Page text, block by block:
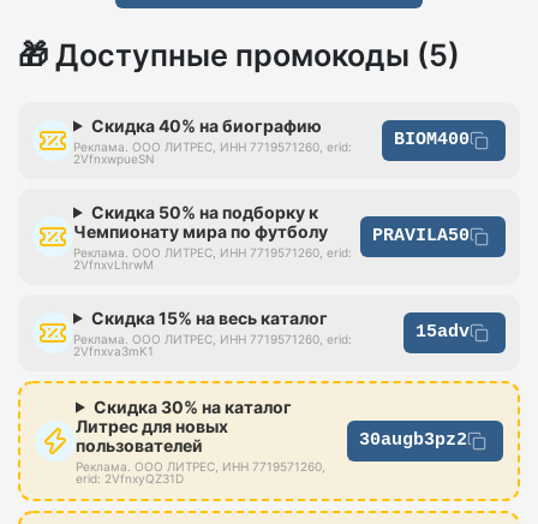
🎁 Доступные промокоды (5)
Скидка 40% на биографию
Реклама. ООО ЛИТРЕС, ИНН 7719571260, erid:
2VfnxwpueSN
BIOM400
Скидка 50% на подборку к
Чемпионату мира по футболу
Реклама. ООО ЛИТРЕС, ИНН 7719571260, erid:
2VfnxvLhrwM
PRAVILA50
Скидка 15% на весь каталог
Реклама. ООО ЛИТРЕС, ИНН 7719571260, erid:
2Vfnxva3mK1
15adv
Скидка 30% на каталог
Литрес для новых
пользователей
Реклама. ООО ЛИТРЕС, ИНН 7719571260,
erid: 2VfnxyQZ31D
30augb3pz2